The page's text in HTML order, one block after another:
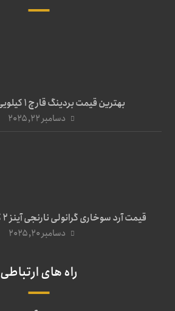
بهترین قیمت بردینگ قارچ 1 کیلویی در آذر ۱۴۰۴
دسامبر ۲۲, ۲۰۲۵
قیمت آرد سوخاری گرانولی نارنجی آینز ۲ کیلویی در آذر ۱۴۰۴
دسامبر ۲۰, ۲۰۲۵
راه های ارتباطی